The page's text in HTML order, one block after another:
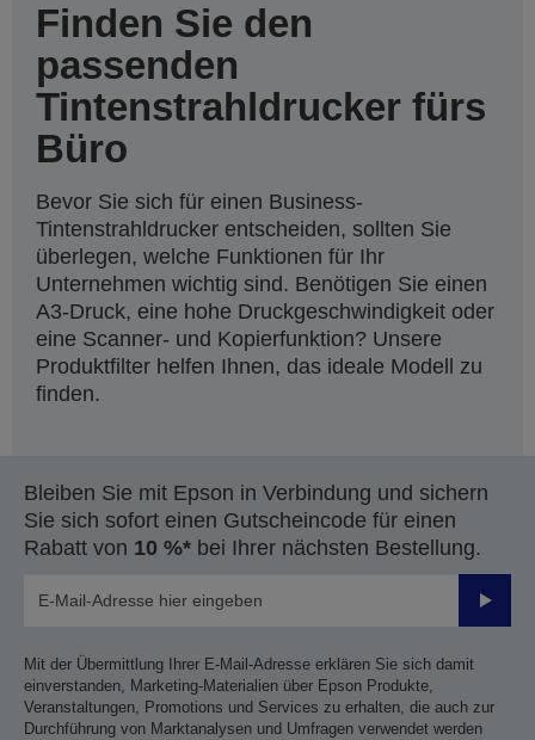
Finden Sie den
passenden
Tintenstrahldrucker fürs
Büro
Bevor Sie sich für einen Business-
Tintenstrahldrucker entscheiden, sollten Sie
überlegen, welche Funktionen für Ihr
Unternehmen wichtig sind. Benötigen Sie einen
A3-Druck, eine hohe Druckgeschwindigkeit oder
eine Scanner- und Kopierfunktion? Unsere
Produktfilter helfen Ihnen, das ideale Modell zu
finden.
Bleiben Sie mit Epson in Verbindung und sichern
Sie sich sofort einen Gutscheincode für einen
Rabatt von 10 %* bei Ihrer nächsten Bestellung.
Mit der Übermittlung Ihrer E-Mail-Adresse erklären Sie sich damit
einverstanden, Marketing-Materialien über Epson Produkte,
Veranstaltungen, Promotions und Services zu erhalten, die auch zur
Durchführung von Marktanalysen und Umfragen verwendet werden